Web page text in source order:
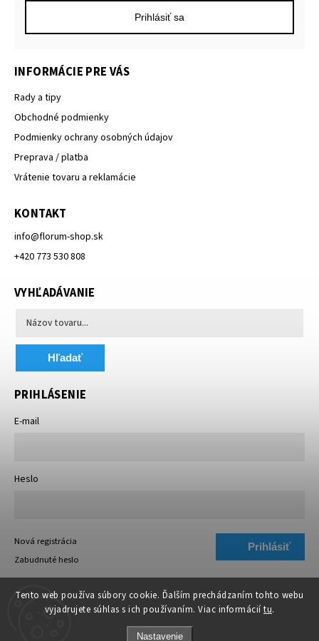
Tento web používa súbory cookie. Ďalším prechádzaním tohto webu
vyjadrujete súhlas s ich používaním. Viac informácií tu.
Nastavenie
Prihlásiť sa
INFORMÁCIE PRE VÁS
Rady a tipy
Obchodné podmienky
Podmienky ochrany osobných údajov
Preprava / platba
Vrátenie tovaru a reklamácie
KONTAKT
info@florum-shop.sk
+420 773 530 808
VYHĽADÁVANIE
Hľadať
PRIHLÁSENIE
E-mail
Heslo
Prihlásiť
Nová registrácia
Zabudnuté heslo